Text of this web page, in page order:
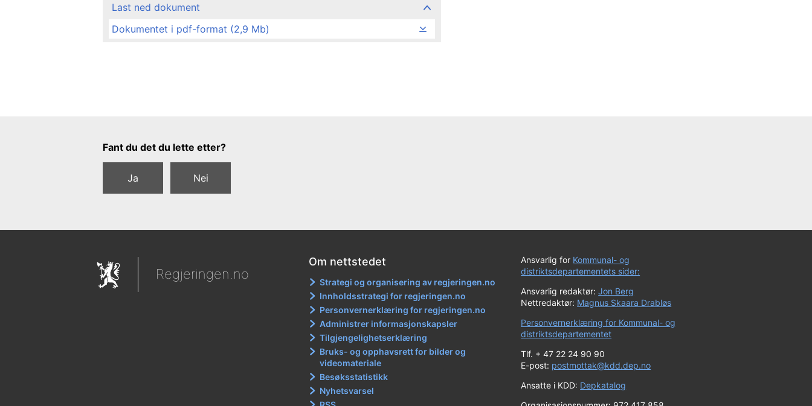
Last ned dokument
Dokumentet i pdf-format (2,9 Mb)
Tilbakemeldingsskjema
Fant du det du lette etter?
Ja Nei
Regjeringen.no
Om nettstedet
Strategi og organisering av regjeringen.no
Innholdsstrategi for regjeringen.no
Personvernerklæring for regjeringen.no
Administrer informasjonskapsler
Tilgjengelighetserklæring
Bruks- og opphavsrett for bilder og
videomateriale
Besøksstatistikk
Nyhetsvarsel
Ansvarlig for Kommunal- og
distriktsdepartementets sider:
Ansvarlig redaktør:Jon Berg
Nettredaktør: Magnus Skaara Drabløs
Personvernerklæring for Kommunal- og
distriktsdepartementet
Tlf. + 47 22 24 90 90
E-post: postmottak@kdd.dep.no
Ansatte i KDD: Depkatalog